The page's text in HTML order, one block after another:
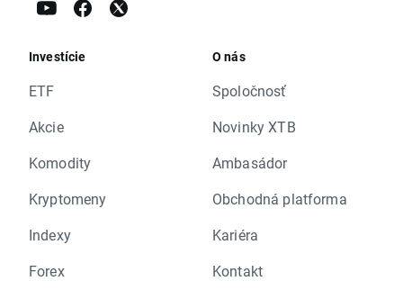
Investície
ETF
Akcie
Komodity
Kryptomeny
Indexy
Forex
O nás
Spoločnosť
Novinky XTB
Ambasádor
Obchodná platforma
Kariéra
Kontakt